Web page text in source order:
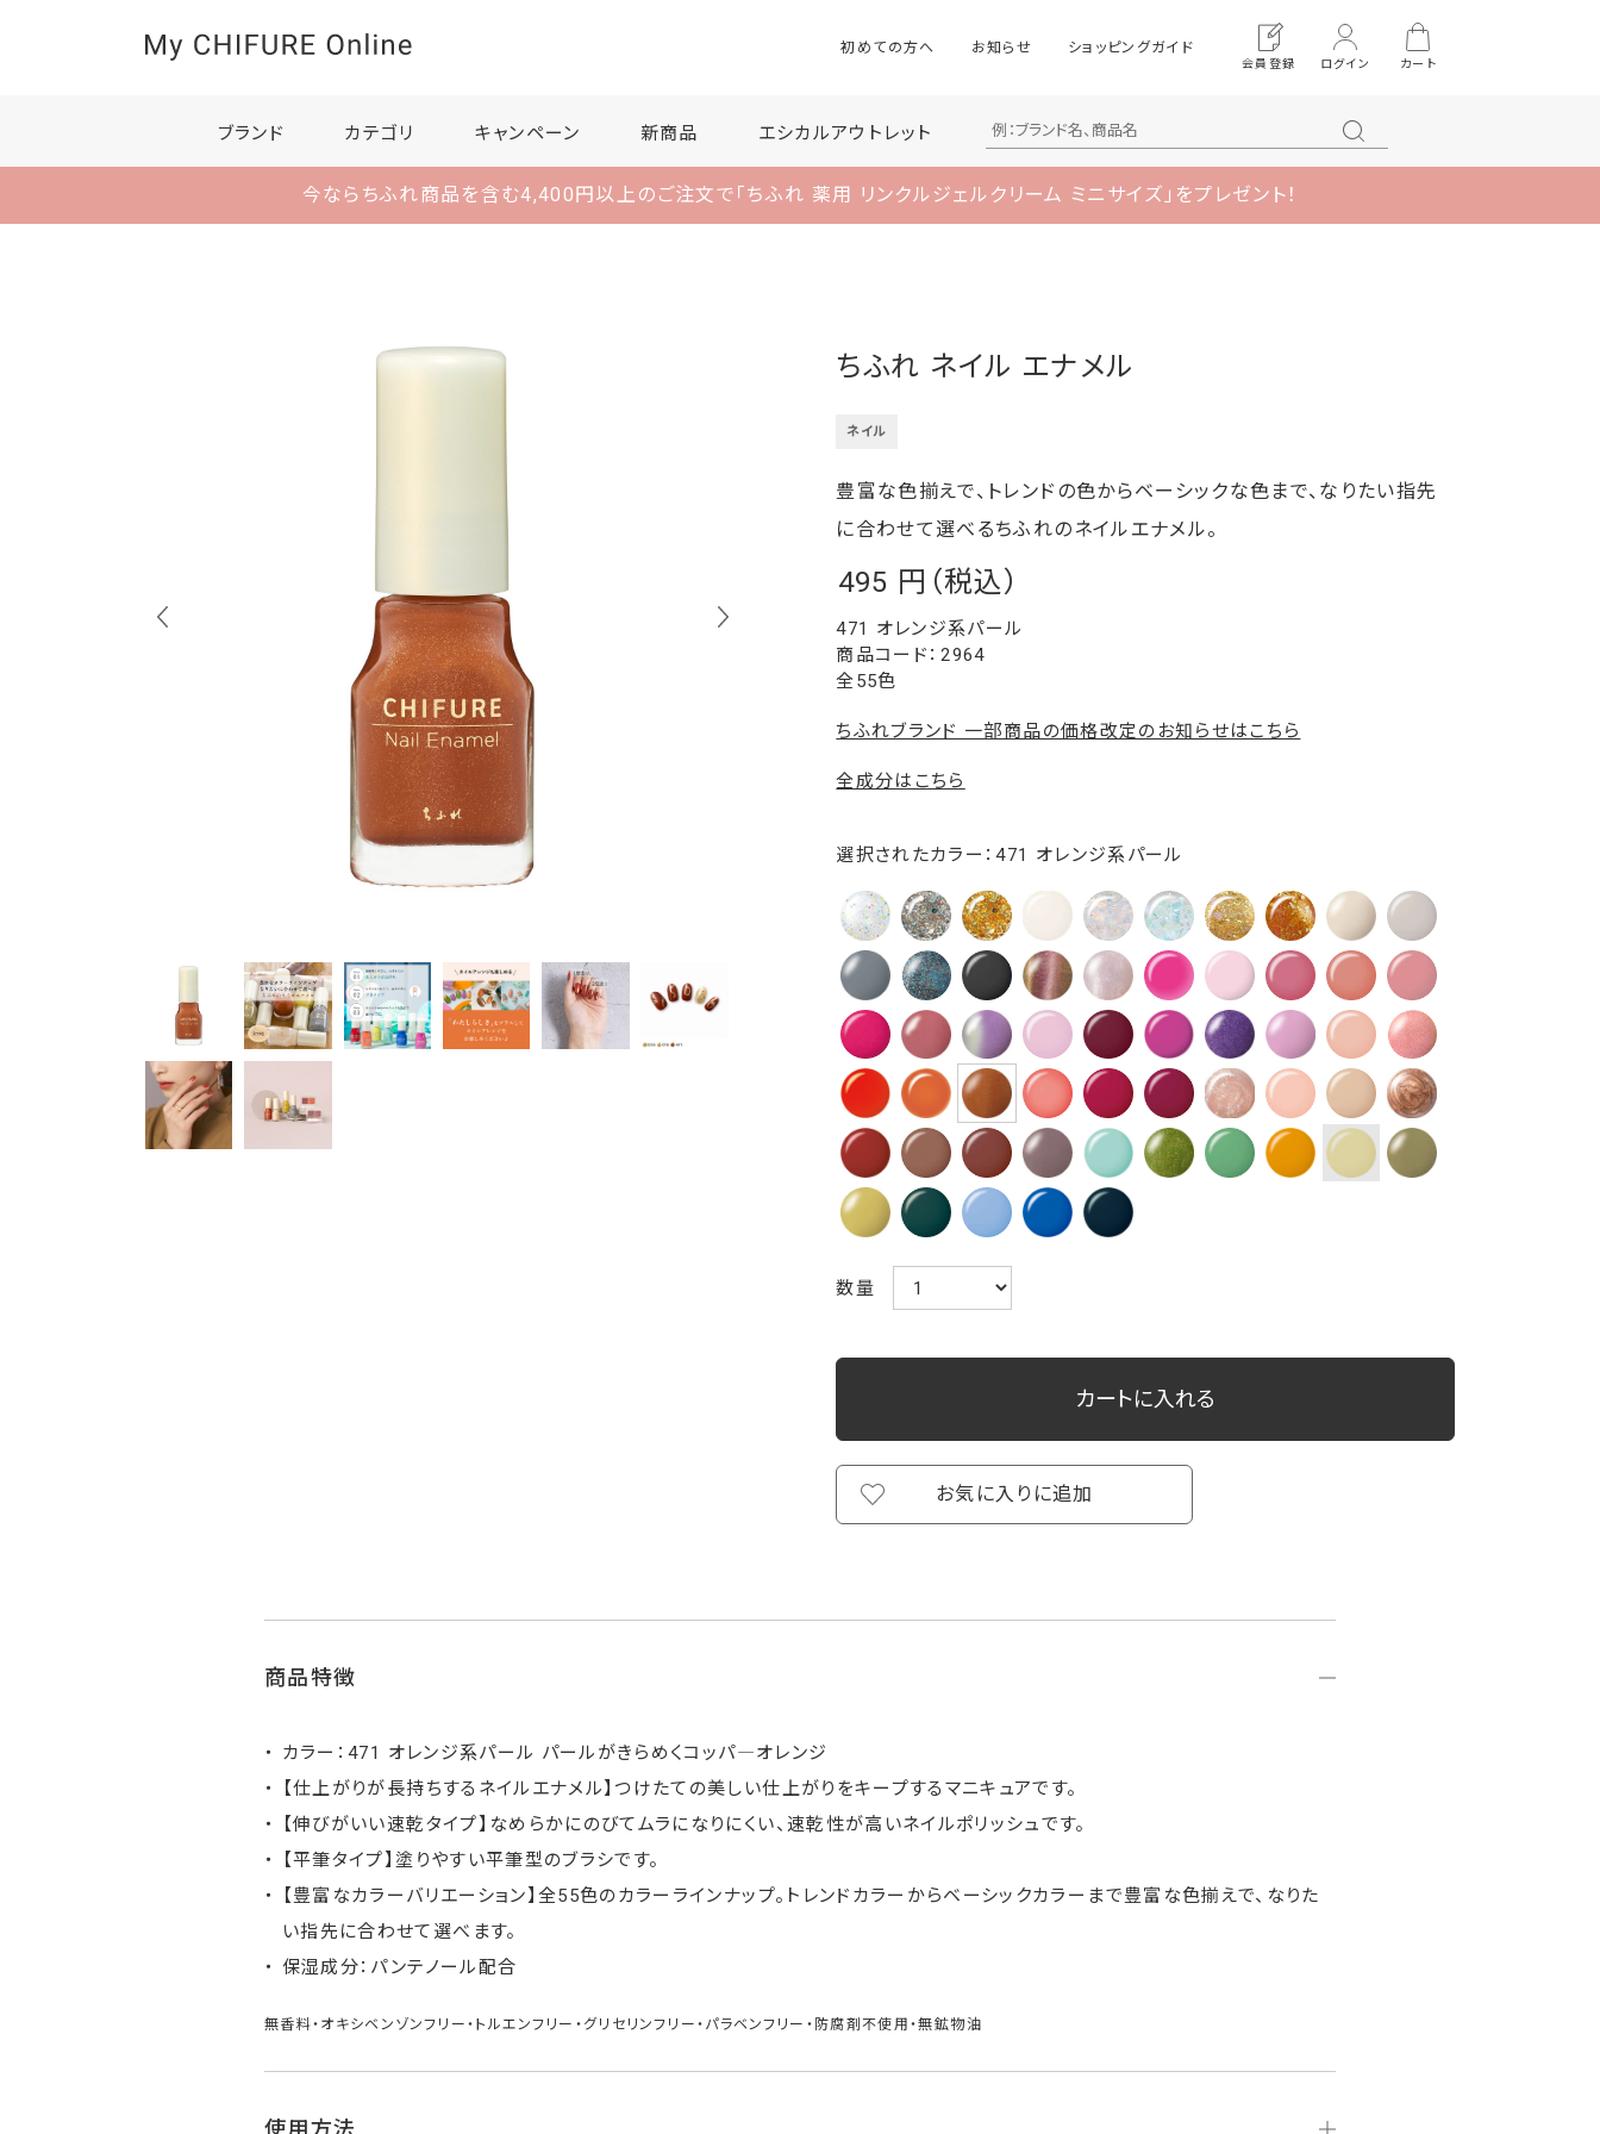
初めての方へ お知らせ ショッピングガイド
会員登録 ログイン カート
ブランド カテゴリ キャンペーン 新商品 エシカルアウトレット
今ならちふれ商品を含む4,400円以上のご注文で 「ちふれ 薬用 リンクルジェルクリーム ミニサイズ」をプレゼント！
ネイル
ちふれ ネイル エナメル
495
2964
471 オレンジ系パール
豊富な色揃えで、トレンドの色からベーシックな色まで、なりたい指先
に合わせて選べるちふれのネイルエナメル。
全55色
ちふれブランド 一部商品の価格改定のお知らせはこちら
全成分はこちら
選択されたカラー：471 オレンジ系パール
数量
カートに入れる
お気に入りに追加
商品特徴
カラー：471 オレンジ系パール パールがきらめくコッパ―オレンジ
【仕上がりが長持ちするネイルエナメル】つけたての美しい仕上がりをキープするマニキュアです。
【伸びがいい速乾タイプ】なめらかにのびてムラになりにくい、速乾性が高いネイルポリッシュです。
【平筆タイプ】塗りやすい平筆型のブラシです。
【豊富なカラーバリエーション】全55色のカラーラインナップ。トレンドカラーからベーシックカラーまで豊富な色揃えで、なりた
い指先に合わせて選べます。
保湿成分：パンテノール配合
無香料・オキシベンゾンフリー・トルエンフリー・グリセリンフリー・パラベンフリー・防腐剤不使用・無鉱物油